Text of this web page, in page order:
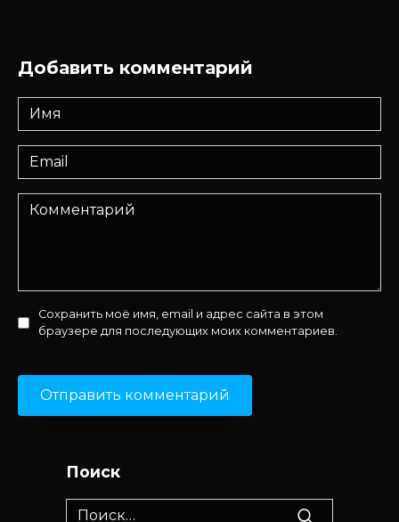
Добавить комментарий
Имя
*
Email
*
Комментарий
Сохранить моё имя, email и адрес сайта в этом
браузере для последующих моих комментариев.
Поиск
Search